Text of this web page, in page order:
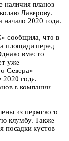
наличия планов
Лаверову.
2020 года.
сообщила, что в
площади перед
вместо
уже
Севера».
2020 года.
в компании
из пермского
клумбу. Также
посадки кустов